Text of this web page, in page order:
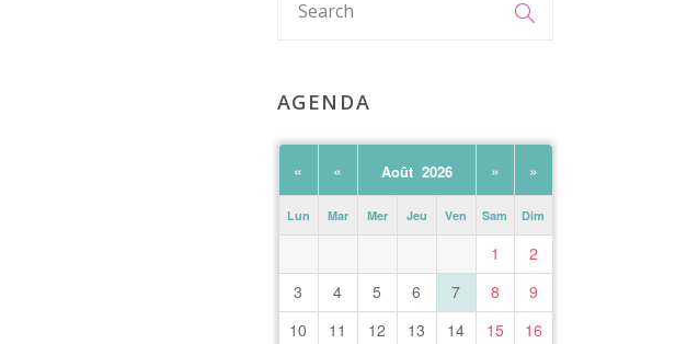
AGENDA
« « Août 2026 » »
Lun Mar Mer Jeu Ven Sam Dim
1
2
3
4 5 6 7 8
9
10
11 12 13 14 15
16